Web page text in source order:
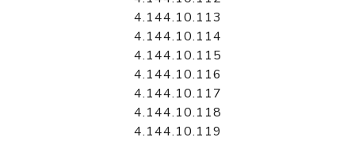
4.144.10.113
4.144.10.114
4.144.10.115
4.144.10.116
4.144.10.117
4.144.10.118
4.144.10.119